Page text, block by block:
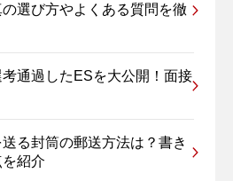
選び方やよくある質問を徹
通過したESを大公開！面接
る封筒の郵送方法は？書き
紹介